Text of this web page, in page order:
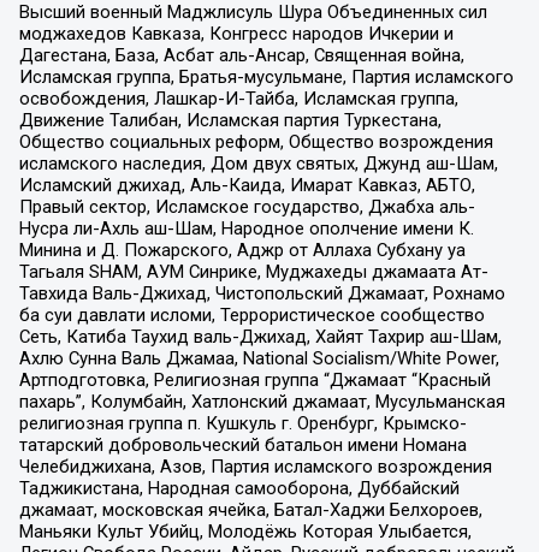
Высший военный Маджлисуль Шура Объединенных сил
моджахедов Кавказа, Конгресс народов Ичкерии и
Дагестана, База, Асбат аль-Ансар, Священная война,
Исламская группа, Братья-мусульмане, Партия исламского
освобождения, Лашкар-И-Тайба, Исламская группа,
Движение Талибан, Исламская партия Туркестана,
Общество социальных реформ, Общество возрождения
исламского наследия, Дом двух святых, Джунд аш-Шам,
Исламский джихад, Аль-Каида, Имарат Кавказ, АБТО,
Правый сектор, Исламское государство, Джабха аль-
Нусра ли-Ахль аш-Шам, Народное ополчение имени К.
Минина и Д. Пожарского, Аджр от Аллаха Субхану уа
Тагьаля SHAM, АУМ Синрике, Муджахеды джамаата Ат-
Тавхида Валь-Джихад, Чистопольский Джамаат, Рохнамо
ба суи давлати исломи, Террористическое сообщество
Сеть, Катиба Таухид валь-Джихад, Хайят Тахрир аш-Шам,
Ахлю Сунна Валь Джамаа, National Socialism/White Power,
Артподготовка, Религиозная группа “Джамаат “Красный
пахарь”, Колумбайн, Хатлонский джамаат, Мусульманская
религиозная группа п. Кушкуль г. Оренбург, Крымско-
татарский добровольческий батальон имени Номана
Челебиджихана, Азов, Партия исламского возрождения
Таджикистана, Народная самооборона, Дуббайский
джамаат, московская ячейка, Батал-Хаджи Белхороев,
Маньяки Культ Убийц, Молодёжь Которая Улыбается,